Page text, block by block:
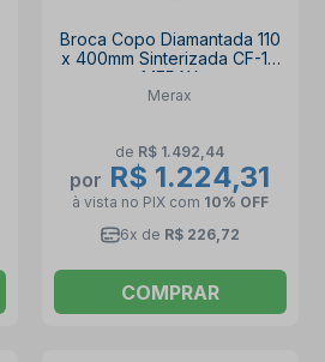
Broca Copo Diamantada 110
x 400mm Sinterizada CF-1S
MERAX
Merax
de R$ 1.492,44
por R$ 1.224,31
à vista no PIX com 10% OFF
6x de R$ 226,72
COMPRAR